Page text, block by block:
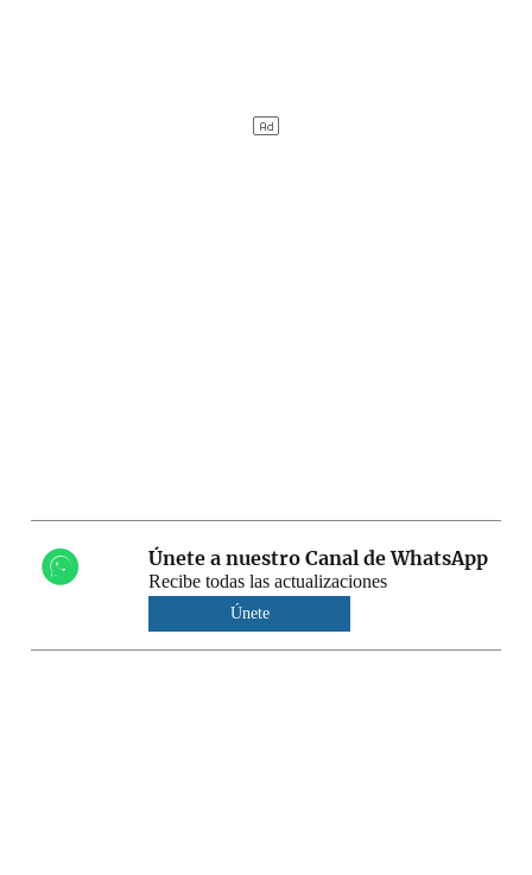
Únete a nuestro Canal de WhatsApp
Recibe todas las actualizaciones
Únete